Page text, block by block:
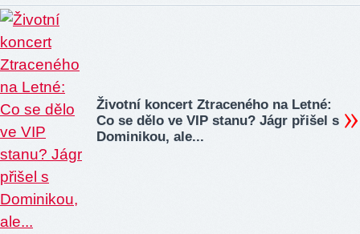
Životní koncert Ztraceného na Letné:
Co se dělo ve VIP stanu? Jágr přišel s
Dominikou, ale...